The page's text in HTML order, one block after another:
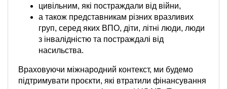
цивільним, які постраждали від війни,
а також представникам різних вразливих
груп, серед яких ВПО, діти, літні люди, люди
з інвалідністю та постраждалі від
насильства.
Враховуючи міжнародний контекст, ми будемо
підтримувати проєкти, які втратили фінансування